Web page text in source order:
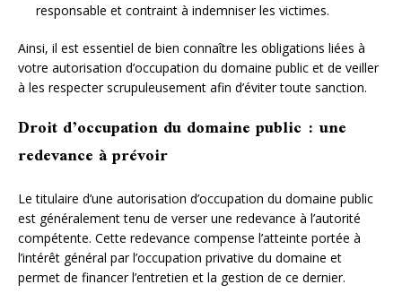
responsable et contraint à indemniser les victimes.
Ainsi, il est essentiel de bien connaître les obligations liées à
votre autorisation d’occupation du domaine public et de veiller
à les respecter scrupuleusement afin d’éviter toute sanction.
Droit d’occupation du domaine public : une
redevance à prévoir
Le titulaire d’une autorisation d’occupation du domaine public
est généralement tenu de verser une redevance à l’autorité
compétente. Cette redevance compense l’atteinte portée à
l’intérêt général par l’occupation privative du domaine et
permet de financer l’entretien et la gestion de ce dernier.